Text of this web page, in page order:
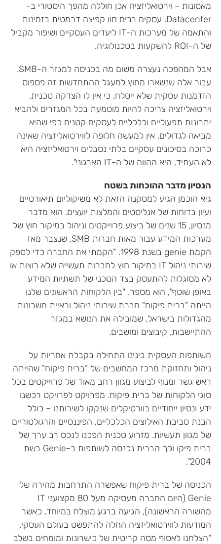
מאסונות – וירטואליזציה אכן חוללה מהפך היסטורי ב-
Datacenter. עסקים רבים חוו קפיצה דרמטית בזמינות
והתאמה של מערכות ה-IT ליעדים העסקיים ושיפור מקביל
של ה-ROI להשקעות בטכנולוגיה.
אבל המהפכה נעצרה משום מה בכניסה למגזר ה-SMB.
עבור אלה שנשארו מחוץ למעגל ההתחדשות זה פספוס
הזדמנות עסקית שלא ייסלח, כי אין לו הצדקה טכנית.
וירטואליזציה צריכה להיות מוטמעת בכל המגזרים ולהביא
יתרונות תפעוליים וכלכליים לעסקים קטנים כפי שהיא
מביאה לגדולים. אין למעשה חלופה לווירטואליזציה שאינה
כרוכה בסיכונים עסקיים בלתי נסבלים וירטואליזציה היא
לא העתיד, היא ההווה של ה-IT הארגוני".
הנסיון מדבר ההוכחות בשטח
גיא הוכמן הגיע למסקנה הזאת לא משיקוליום תיאורטיים
ועיון בדוחות של אנליסטים והמלצות יועצים. הוא מדבר
מנסיון, 15 שנים של ביצוע פרוייקטים וניהול במיקור חוץ של
מערכות המידע עבור מאות חברות SMB, שנצבר מאז
הקמת genie בשנת 1998. "הקמתי את החברה כדי לספק
שירותי ניהול IT במיקור חוץ לחברות תעשייה שלא רוצות או
לא מסוגלות להתעסק בצד הטכני של תשתיות המידע
באופן שוטף", הוא מספר. "בין הלקוחות הראשונים שלנו
הייתה "ברית פיקוח" חברת שירותי ניהול וראיית חשבונות
מהגדולות בישראל, שמובילה את הנושא במגזר
ההתיישבות, קיבוצים ומושבים.
השותפות העסקית בינינו התחילה בקבלת אחריות על
ניהול ותחזוקת מרכז המחשבים של "ברית פיקוח" שהייתה
ראש גשר ומנוף לביצוע מגוון רחב מאוד של פרוייקטים בכל
סוגי הלקוחות של ברית פיקוח. מפרויקט לפרויקט רכשנו
ידע ונסיון ייחודיים בוורטיקלים שנקקו לשירותנו – כולל
הבנת סביבת האילוצים הכלכליים, הפיננסיים והרגולטוריים
של מגוון תעשיות. מזרוע טכנית הפכנו לנכס רב ערך של
ברית פיקו וכך הברית נכנסה לשותפות ב-Genie בשת
2004".
הכניסה של ברית פיקוח שאפשרה התרחבות מהירה של
Genie (היום החברה מעסיקה מעל 80 מקצועני IT
מהשורה הראשונה), הגיעה ברגע מוצלח במיוחד, כאשר
המודעות לווירטואליזציה החלה להתפשט בעולם העסקי.
"הצלחנו לאסוף מסה קריטית של כישרונות ומומחים בשלב